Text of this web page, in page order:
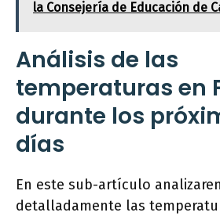
la Consejería de Educación de
Análisis de las
temperaturas en
durante los
días
En este sub-artículo
detalladamente las